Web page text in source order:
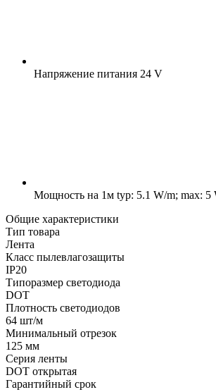
Напряжение питания 24 V
Мощность на 1м typ: 5.1 W/m; max: 5
Общие характеристики
Тип товара
Лента
Класс пылевлагозащиты
IP20
Типоразмер светодиода
DOT
Плотность светодиодов
64 шт/м
Минимальный отрезок
125 мм
Серия ленты
DOT открытая
Гарантийный срок